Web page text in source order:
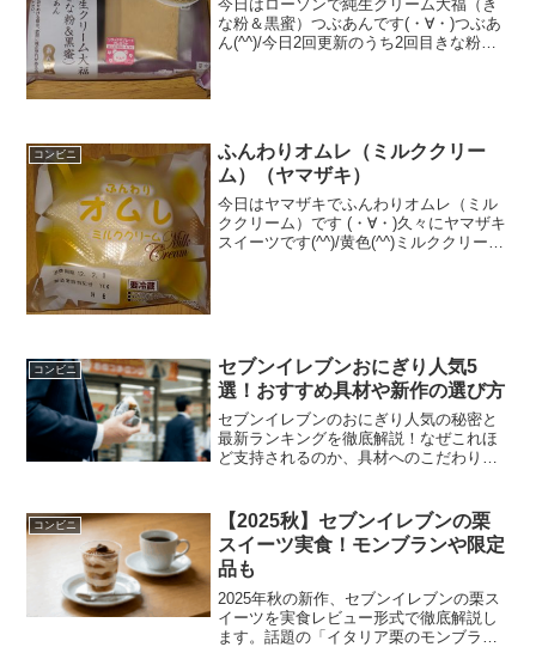
今日はローソンで純生クリーム大福（き
な粉＆黒蜜）つぶあんです(・∀・)つぶあ
ん(^^)/今日2回更新のうち2回目きな粉＆
コンビニ
ふんわりオムレ（ミルククリー
ム）（ヤマザキ）
今日はヤマザキでふんわりオムレ（ミル
ククリーム）です (・∀・)久々にヤマザキ
スイーツです(^^)/黄色(^^)ミルククリーム
コンビニ
セブンイレブンおにぎり人気5
選！おすすめ具材や新作の選び方
セブンイレブンのおにぎり人気の秘密と
最新ランキングを徹底解説！なぜこれほ
ど支持されるのか、具材へのこだわりや
マヨや話題の新作など、失敗しない選び
方も紹介しているので、毎日のランチ選
びにぜひ役立ててください。
コンビニ
【2025秋】セブンイレブンの栗
スイーツ実食！モンブランや限定
品も
2025年秋の新作、セブンイレブンの栗ス
イーツを実食レビュー形式で徹底解説し
ます。話題の「イタリア栗のモンブラ